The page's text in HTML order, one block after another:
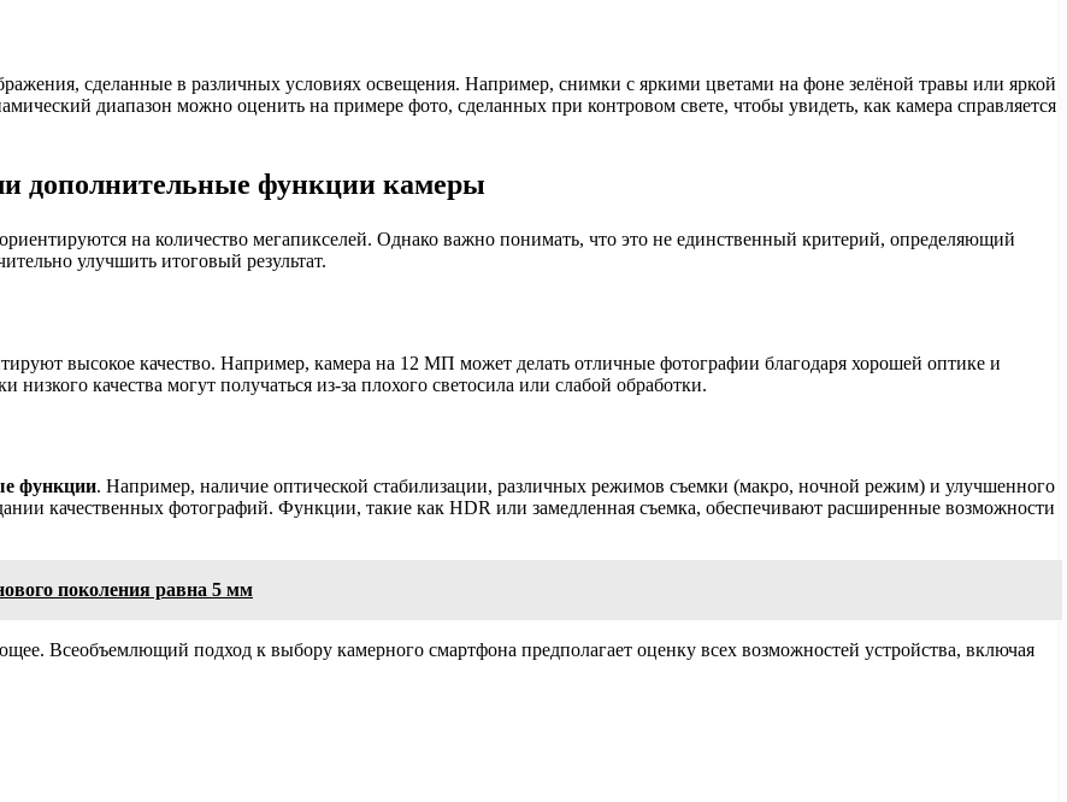
сделанные в различных условиях освещения. Например, снимки с яркими цветами на фоне зелёной травы или яркой
диапазон можно оценить на примере фото, сделанных при контровом свете, чтобы увидеть, как камера справляется
дополнительные функции камеры
на количество мегапикселей. Однако важно понимать, что это не единственный критерий, определяющий
улучшить итоговый результат.
высокое качество. Например, камера на 12 МП может делать отличные фотографии благодаря хорошей оптике и
качества могут получаться из-за плохого светосила или слабой обработки.
функции. Например, наличие оптической стабилизации, различных режимов съемки (макро, ночной режим) и улучшенного
качественных фотографий. Функции, такие как HDR или замедленная съемка, обеспечивают расширенные возможности
поколения равна 5 мм
Всеобъемлющий подход к выбору камерного смартфона предполагает оценку всех возможностей устройства, включая